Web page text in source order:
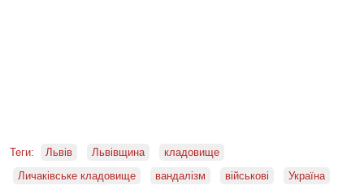
Теги: Львів Львівщина
кладовище
Личаківське кладовище
вандалізм військові
Україна